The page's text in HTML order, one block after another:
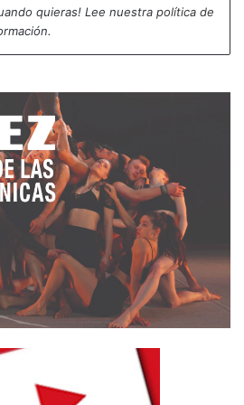
¿Es música? Simplemente
de 360º donde se rompen
entre el emisor y el
y obstáculos visuales;
de movimiento del público;
de frontalidad. Dikothomia
circo para escribir su historia
emociones con el cuerpo,
sus letras. Lo subrayan
para hablar sobre la
de una relación de
aunque todavía exista un
que descubrirlo.
elegido por Yi Fan, Ignacio
quieras! Lee nuestra política de